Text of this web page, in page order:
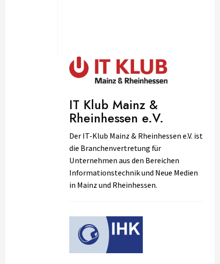
IT Klub Mainz &
Rheinhessen e.V.
Der IT-Klub Mainz & Rheinhessen e.V. ist
die Branchenvertretung für
Unternehmen aus den Bereichen
Informationstechnik und Neue Medien
in Mainz und Rheinhessen.